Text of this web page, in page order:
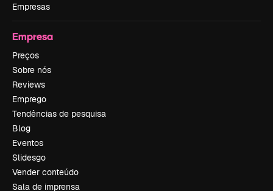
Empresas
Empresa
Preços
Sobre nós
Reviews
Emprego
Tendências de pesquisa
Blog
Eventos
Slidesgo
Vender conteúdo
Sala de imprensa